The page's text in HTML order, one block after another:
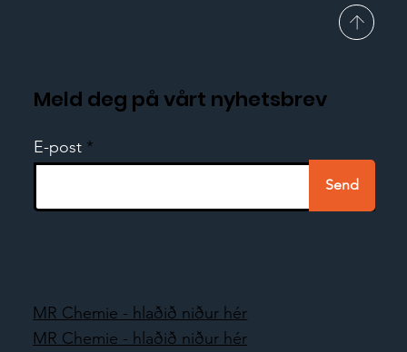
Meld deg på vårt nyhetsbrev
E-post
Send
MR Chemie - hlaðið niður hér
MR Chemie - hlaðið niður hér